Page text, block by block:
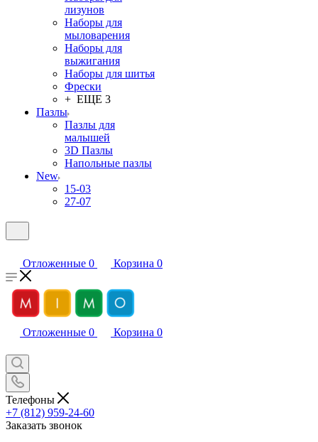
лизунов
Наборы для
мыловарения
Наборы для
выжигания
Наборы для шитья
Фрески
+ ЕЩЕ 3
Пазлы
Пазлы для
малышей
3D Пазлы
Напольные пазлы
New
15-03
27-07
Отложенные 0 Корзина 0
Отложенные 0 Корзина 0
Телефоны
+7 (812) 959-24-60
Заказать звонок